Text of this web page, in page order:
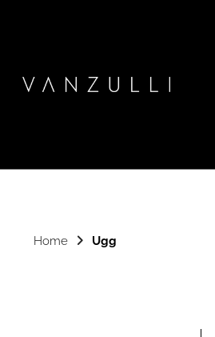
Home Ugg